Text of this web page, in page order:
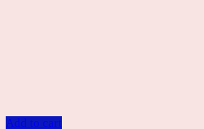
Add to cart